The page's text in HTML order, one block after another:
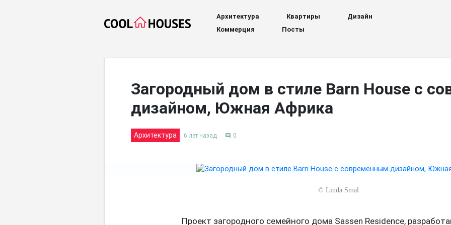
Архитектура Квартиры
Дизайн
Коммерция
Посты
Загородный дом в стиле Barn House с
дизайном, Южная Африка
Архитектура 6 лет назад comment 0
© Linda Smal
Проект загородного семейного дома Sassen Residence,